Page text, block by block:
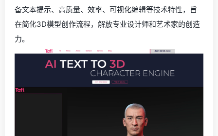
备文本提示、高质量、效率、可视化编辑等技术特性，旨
在简化3D模型创作流程，解放专业设计师和艺术家的创造
力。